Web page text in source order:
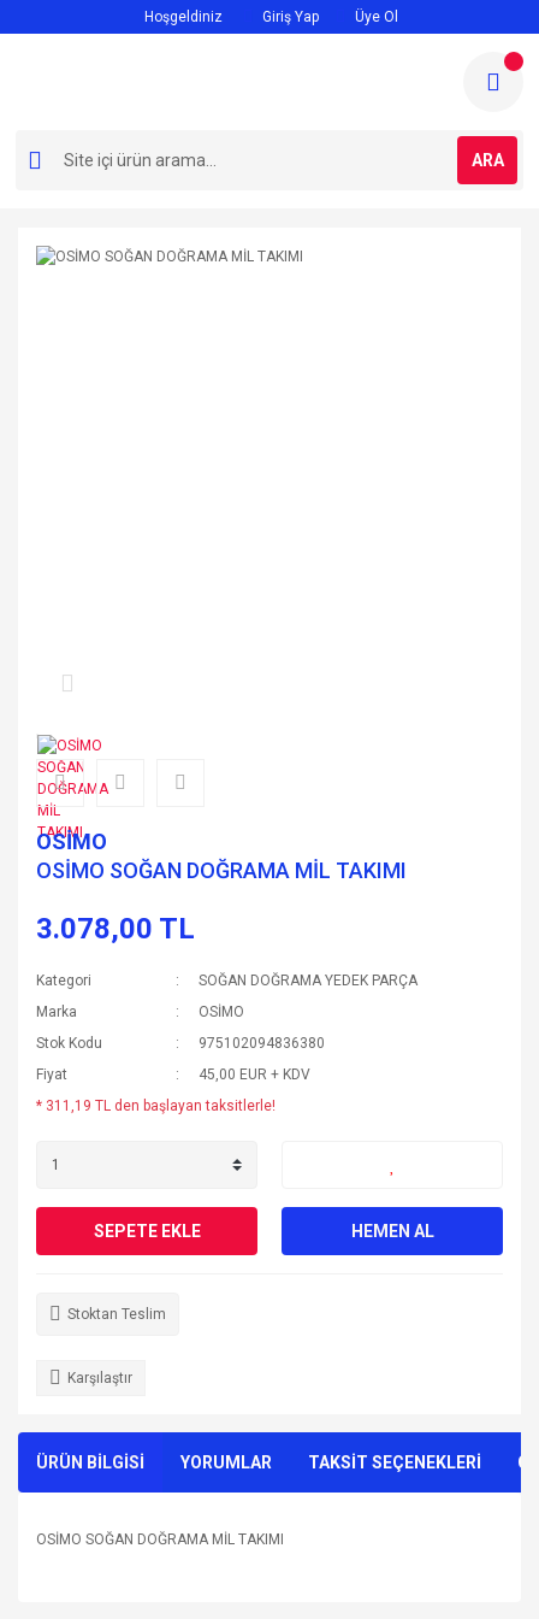
Hoşgeldiniz Giriş Yap Üye Ol
ARA
OSİMO
OSİMO SOĞAN DOĞRAMA MİL TAKIMI
3.078,00 TL
Kategori
SOĞAN DOĞRAMA YEDEK PARÇA
Marka
OSİMO
Stok Kodu
975102094836380
Fiyat
45,00 EUR + KDV
* 311,19 TL den başlayan taksitlerle!
SEPETE EKLE HEMEN AL
Stoktan Teslim
Karşılaştır
ÜRÜN BİLGİSİ YORUMLAR TAKSİT SEÇENEKLERİ
OSİMO SOĞAN DOĞRAMA MİL TAKIMI